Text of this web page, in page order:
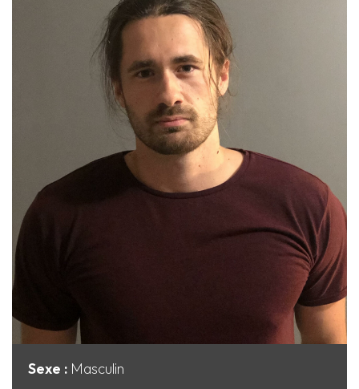
Sexe : Masculin